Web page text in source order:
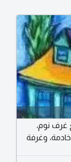
غرف نوم،
وغرفة